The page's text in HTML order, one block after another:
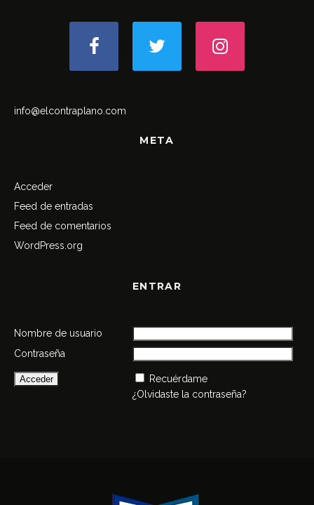
info@elcontraplano.com
META
Acceder
Feed de entradas
Feed de comentarios
WordPress.org
ENTRAR
Nombre de usuario
Contraseña
Recuérdame
¿Olvidaste la contraseña?